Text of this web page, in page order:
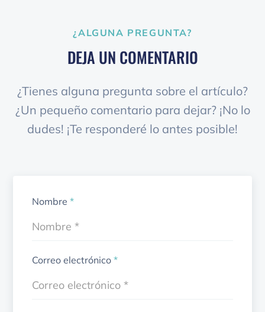
¿ALGUNA PREGUNTA?
DEJA UN COMENTARIO
¿Tienes alguna pregunta sobre el artículo?
¿Un pequeño comentario para dejar? ¡No lo
dudes! ¡Te responderé lo antes posible!
Nombre*
Correo electrónico*